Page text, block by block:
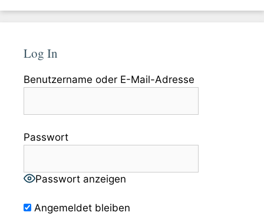
Log In
Benutzername oder E-Mail-Adresse
Passwort
Passwort anzeigen
Angemeldet bleiben